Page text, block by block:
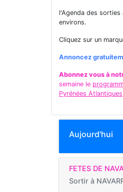
l'Agenda des sorties
environs.
Cliquez sur un
Annoncez
Abonnez vous à
semaine le
Pyrénées Atlantiques
Aujourd'hui
FETES DE
Sortir à